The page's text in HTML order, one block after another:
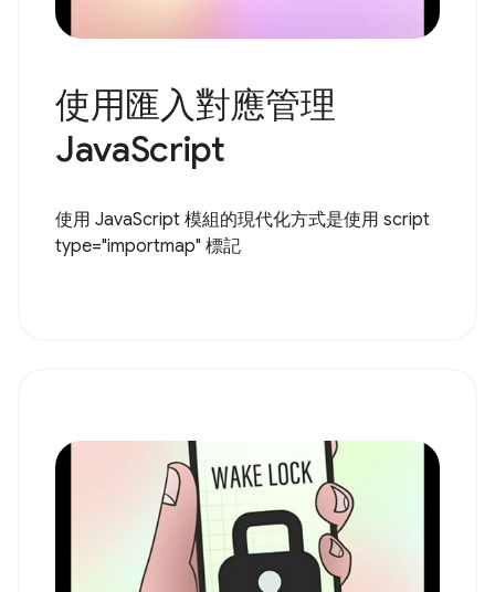
使用匯入對應管理
JavaScript
使用 JavaScript 模組的現代化方式是使用 script
type="importmap" 標記